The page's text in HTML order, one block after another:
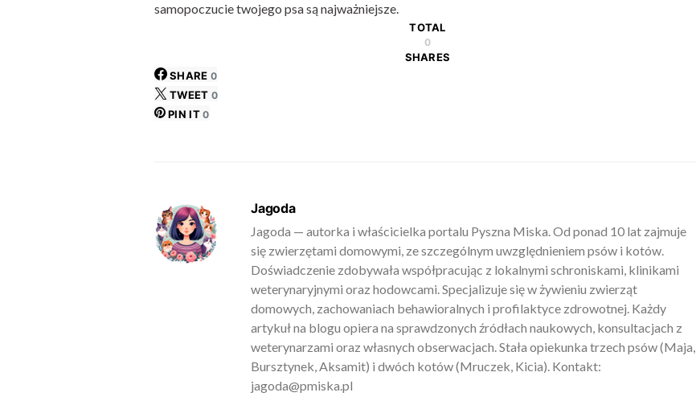
samopoczucie twojego psa są najważniejsze.
TOTAL
0
SHARES
SHARE 0
TWEET 0
PIN IT 0
Jagoda
Jagoda — autorka i właścicielka portalu Pyszna Miska. Od ponad 10 lat zajmuje
się zwierzętami domowymi, ze szczególnym uwzględnieniem psów i kotów.
Doświadczenie zdobywała współpracując z lokalnymi schroniskami, klinikami
weterynaryjnymi oraz hodowcami. Specjalizuje się w żywieniu zwierząt
domowych, zachowaniach behawioralnych i profilaktyce zdrowotnej. Każdy
artykuł na blogu opiera na sprawdzonych źródłach naukowych, konsultacjach z
weterynarzami oraz własnych obserwacjach. Stała opiekunka trzech psów (Maja,
Bursztynek, Aksamit) i dwóch kotów (Mruczek, Kicia). Kontakt:
jagoda@pmiska.pl